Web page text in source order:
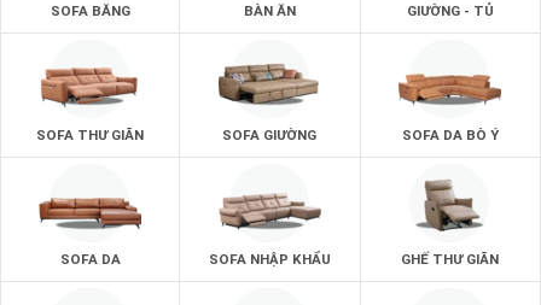
SOFA BĂNG BÀN ĂN GIƯỜNG - TỦ
SOFA THƯ GIÃN SOFA GIƯỜNG SOFA DA BÒ Ý
SOFA DA SOFA NHẬP KHẨU GHẾ THƯ GIÃN